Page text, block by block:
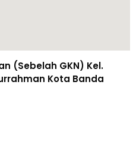
(Sebelah GKN) Kel.
Kota Banda